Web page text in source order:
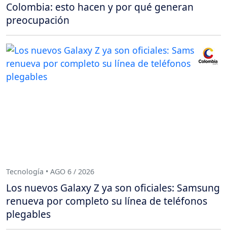
Colombia: esto hacen y por qué generan
preocupación
Tecnología • AGO 6 / 2026
Los nuevos Galaxy Z ya son oficiales: Samsung
renueva por completo su línea de teléfonos
plegables